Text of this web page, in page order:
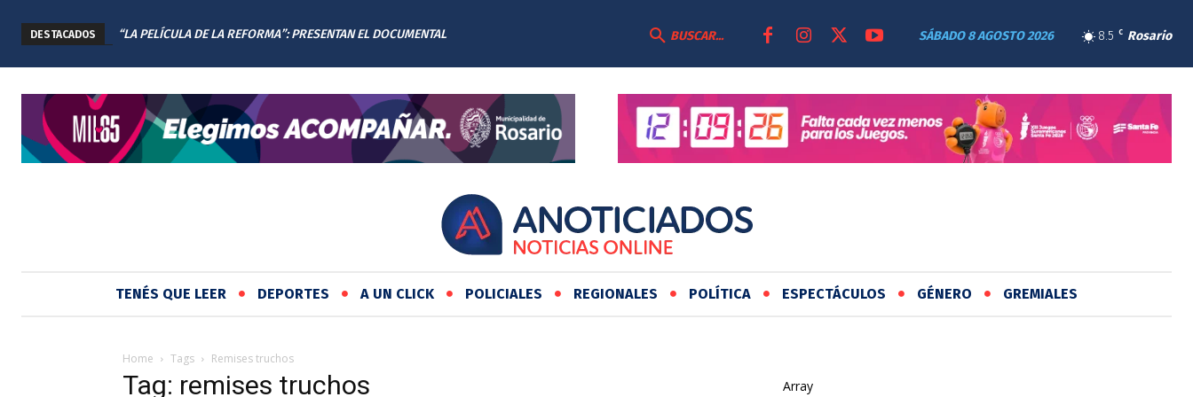
DESTACADOS
“LA PELÍCULA DE LA REFORMA”: PRESENTAN EL DOCUMENTAL
8.5 C Rosario
SÁBADO 8 AGOSTO 2026
BUSCAR...
TENÉS QUE LEER DEPORTES A UN CLICK POLICIALES REGIONALES POLÍTICA ESPECTÁCULOS GÉNERO GREMIALES
Home Tags Remises truchos
Tag: remises truchos Array